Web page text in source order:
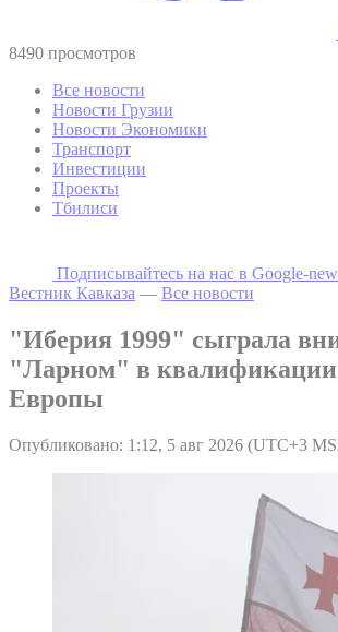
8490 просмотров
Все новости
Новости Грузии
Новости Экономики
Транспорт
Инвестиции
Проекты
Тбилиси
Подписывайтесь на наc в Google-
Вестник Кавказа — Все новости
"Иберия 1999" сыграла
"Ларном" в
Европы
Опубликовано: 1:12, 5 авг 2026 (UTC+3